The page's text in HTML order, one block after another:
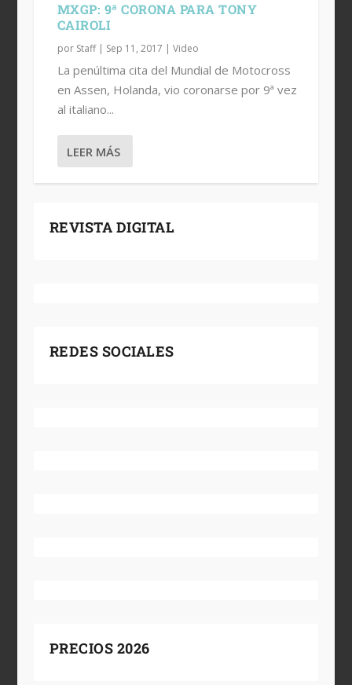
MXGP: 9ª CORONA PARA TONY
CAIROLI
por Staff| Sep 11, 2017 | Video
La penúltima cita del Mundial de Motocross
en Assen, Holanda, vio coronarse por 9ª vez
al italiano...
LEER MÁS
REVISTA DIGITAL
REDES SOCIALES
PRECIOS 2026